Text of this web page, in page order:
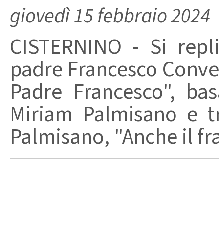
giovedì 15 febbraio 2024
CISTERNINO - Si
padre Francesco
Padre Francesco",
Miriam Palmisano
Palmisano, "Anche il